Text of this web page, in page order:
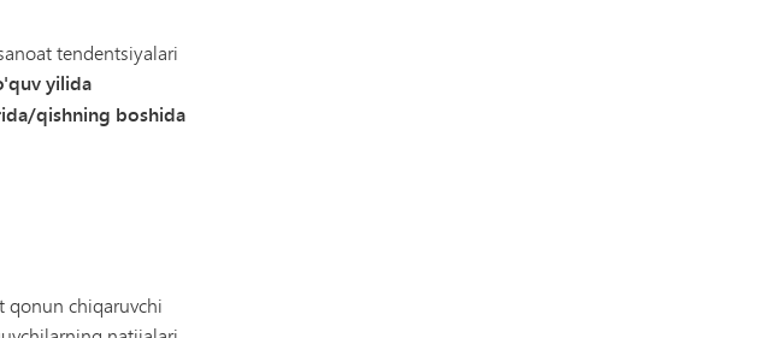
tendentsiyalari
yilida
qishning boshida
qonun chiqaruvchi